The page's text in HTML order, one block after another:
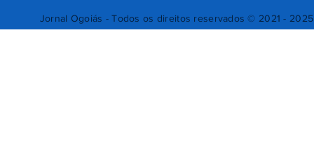
Jornal Ogoiás - Todos os direitos reservados © 2021 - 2025